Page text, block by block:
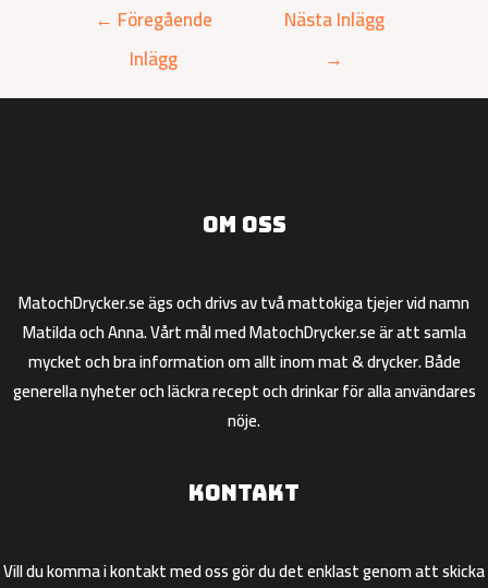
← Föregående
Inlägg
Nästa Inlägg
→
Om oss
MatochDrycker.se ägs och drivs av två mattokiga tjejer vid namn
Matilda och Anna. Vårt mål med MatochDrycker.se är att samla
mycket och bra information om allt inom mat & drycker. Både
generella nyheter och läckra recept och drinkar för alla användares
nöje.
Kontakt
Vill du komma i kontakt med oss gör du det enklast genom att skicka